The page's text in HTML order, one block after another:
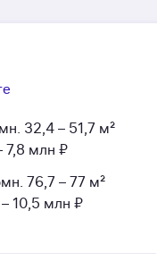
32,4 – 51,7 м²
7,8 млн ₽
76,7 – 77 м²
10,5 млн ₽